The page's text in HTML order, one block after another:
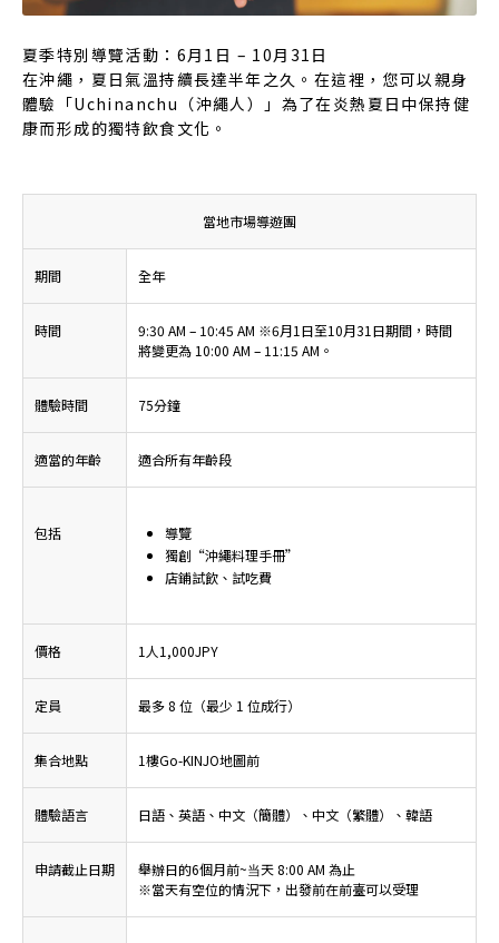
夏季特別導覽活動：6月1日 – 10月31日
在沖繩，夏日氣溫持續長達半年之久。在這裡，您可以親身
體驗「Uchinanchu（沖繩人）」為了在炎熱夏日中保持健
康而形成的獨特飲食文化。
當地市場導遊團
期間 全年
時間
9:30 AM – 10:45 AM ※6月1日至10月31日期間，時間
將變更為 10:00 AM – 11:15 AM。
體驗時間 75分鐘
適當的年齡 適合所有年齡段
包括
導覽
獨創“沖繩料理手冊”
店鋪試飲、試吃費
價格 1人1,000JPY
定員 最多 8 位（最少 1 位成行）
集合地點 1樓Go-KINJO地圖前
體驗語言 日語、英語、中文（簡體）、中文（繁體）、韓語
申請截止日期
舉辦日的6個月前~当天 8:00 AM 為止
※當天有空位的情況下，出發前在前臺可以受理